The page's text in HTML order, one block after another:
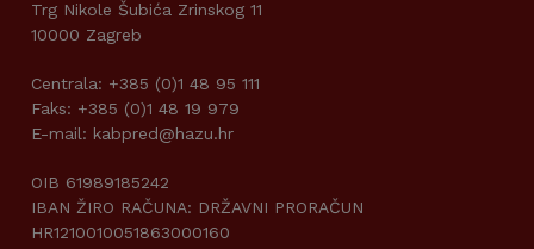
Trg Nikole Šubića Zrinskog 11
10000 Zagreb
Centrala: +385 (0)1 48 95 111
Faks: +385 (0)1 48 19 979
E-mail: kabpred@hazu.hr
OIB 61989185242
IBAN ŽIRO RAČUNA: DRŽAVNI PRORAČUN
HR1210010051863000160